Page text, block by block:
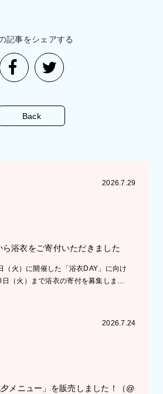
記事をシェアする
Back
2026.7.29
浴衣をご寄付いただきました
（火）に開催した「浴衣DAY」に向け
（火）まで浴衣の寄付を募集しま…
2026.7.24
メニュー」を販売しました！（@